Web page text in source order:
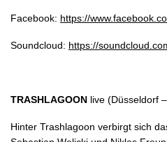
Facebook: https://
Soundcloud: https://
TRASHLAGOON live (Düsseldorf
Hinter Trashlagoon verbirgt sich